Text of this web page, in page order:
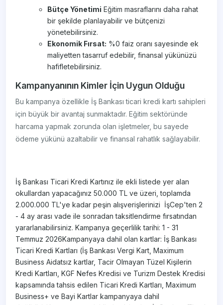
Bütçe Yönetimi Eğitim masraflarını daha rahat
bir şekilde planlayabilir ve bütçenizi
yönetebilirsiniz.
Ekonomik Fırsat: %0 faiz oranı sayesinde ek
maliyetten tasarruf edebilir, finansal yükünüzü
hafifletebilirsiniz.
Kampanyanının Kimler İçin Uygun Olduğu
Bu kampanya özellikle İş Bankası ticari kredi kartı sahipleri
için büyük bir avantaj sunmaktadır. Eğitim sektöründe
harcama yapmak zorunda olan işletmeler, bu sayede
ödeme yükünü azaltabilir ve finansal rahatlık sağlayabilir.
​İş Bankası Ticari Kredi Kartınız ile ekli listede yer alan
okullardan yapacağınız 50.000 TL ve üzeri, toplamda
2.000.000 TL'ye kadar peşin alışverişlerinizi İşCep'ten 2
- 4 ay arası vade ile sonradan taksitlendirme fırsatından
yararlanabilirsiniz. Kampanya geçerlilik tarihi: 1 - 31
Temmuz 2026Kampanyaya dahil olan kartlar: İş Bankası
Ticari Kredi Kartları (İş Bankası Vergi Kart, Maximum
Business Aidatsız kartlar, Tacir Olmayan Tüzel Kişilerin
Kredi Kartları, KGF Nefes Kredisi ve Turizm Destek Kredisi
kapsamında tahsis edilen Ticari Kredi Kartları, Maximum
Business+ ve Bayi Kartlar kampanyaya dahil